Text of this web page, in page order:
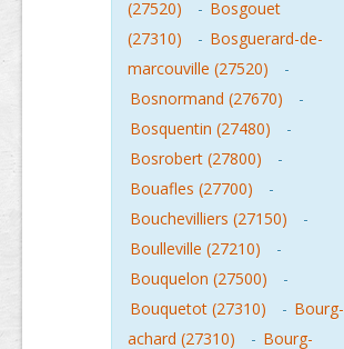
(27520)
- Bosgouet
(27310)
- Bosguerard-de-
marcouville (27520)
-
Bosnormand (27670)
-
Bosquentin (27480)
-
Bosrobert (27800)
-
Bouafles (27700)
-
Bouchevilliers (27150)
-
Boulleville (27210)
-
Bouquelon (27500)
-
Bouquetot (27310)
- Bourg-
achard (27310)
- Bourg-